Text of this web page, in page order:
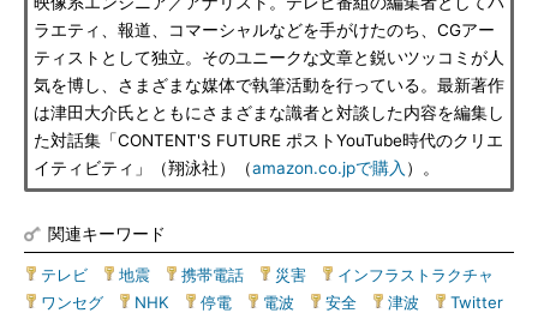
ラエティ、報道、コマーシャルなどを手がけたのち、CGアー
ティストとして独立。そのユニークな文章と鋭いツッコミが人
気を博し、さまざまな媒体で執筆活動を行っている。最新著作
は津田大介氏とともにさまざまな識者と対談した内容を編集し
た対話集「CONTENT'S FUTURE ポストYouTube時代のクリエ
イティビティ」（翔泳社）（amazon.co.jpで購入 ）。
関連キーワード
テレビ 地震 携帯電話 災害 インフラストラクチャ
ワンセグ
NHK 停電 電波 安全 津波 Twitter